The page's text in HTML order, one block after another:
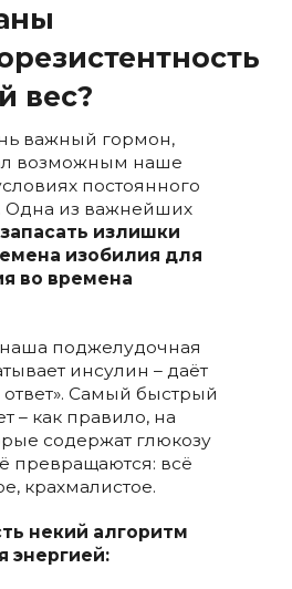
вес?
важный гормон,
возможным наше
постоянного
Одна из важнейших
запасать излишки
изобилия для
во времена
наша поджелудочная
инсулин – даёт
Самый быстрый
– как правило, на
содержат глюкозу
превращаются: всё
крахмалистое.
некий алгоритм
энергией: